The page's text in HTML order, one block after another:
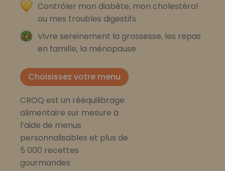
Contrôler mon diabète, mon cholestérol
ou mes troubles digestifs
Vivre sereinement la grossesse, les repas
en famille, la ménopause
Choisissez votre menu
CROQ est un rééquilibrage
alimentaire sur mesure à
l’aide de menus
personnalisables et plus de
5 000 recettes
gourmandes